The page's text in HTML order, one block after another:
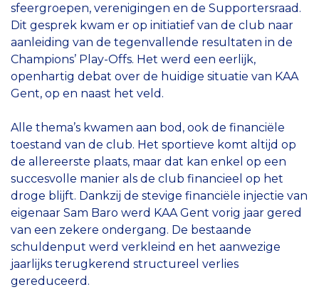
sfeergroepen, verenigingen en de Supportersraad.
Dit gesprek kwam er op initiatief van de club naar
aanleiding van de tegenvallende resultaten in de
Champions’ Play-Offs. Het werd een eerlijk,
openhartig debat over de huidige situatie van KAA
Gent, op en naast het veld.
Alle thema’s kwamen aan bod, ook de financiële
toestand van de club. Het sportieve komt altijd op
de allereerste plaats, maar dat kan enkel op een
succesvolle manier als de club financieel op het
droge blijft. Dankzij de stevige financiële injectie van
eigenaar Sam Baro werd KAA Gent vorig jaar gered
van een zekere ondergang. De bestaande
schuldenput werd verkleind en het aanwezige
jaarlijks terugkerend structureel verlies
gereduceerd.